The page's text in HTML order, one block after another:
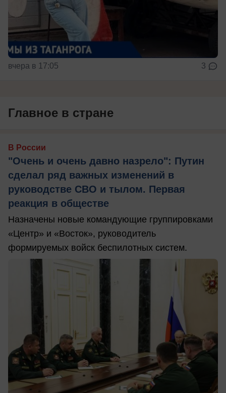
вчера в 17:05 3
Главное в стране
В России
"Очень и очень давно назрело": Путин
сделал ряд важных изменений в
руководстве СВО и тылом. Первая
реакция в обществе
Назначены новые командующие группировками
«Центр» и «Восток», руководитель
формируемых войск беспилотных систем.